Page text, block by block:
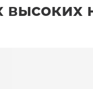
высоких